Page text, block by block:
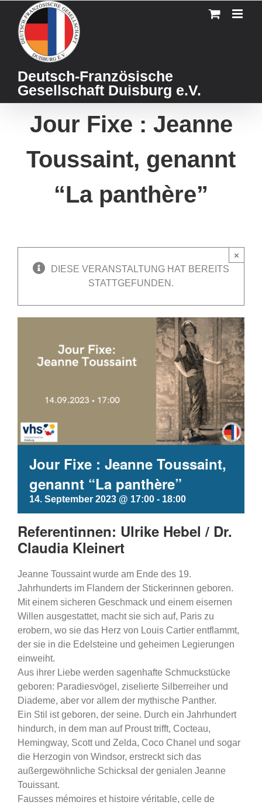
content
Deutsch-Französische
Gesellschaft Duisburg e.V.
Jour Fixe : Jeanne
Toussaint, genannt
“La panthère”
DIESE VERANSTALTUNG HAT BEREITS
STATTGEFUNDEN.
×
Jour Fixe : Jeanne Toussaint,
genannt “La panthère”
14. September 2023 @ 17:00 - 18:00
Referentinnen: Ulrike Hebel / Dr.
Claudia Kleinert
Jeanne Toussaint wurde am Ende des 19.
Jahrhunderts im Flandern der Stickerinnen geboren.
Mit einem sicheren Geschmack und einem eisernen
Willen ausgestattet, macht sie sich auf, Paris zu
erobern, wo sie das Herz von Louis Cartier entflammt,
der sie in die Edelsteine und geheimen Legierungen
einweiht.
Aus ihrer Liebe werden sagenhafte Schmuckstücke
geboren: Paradiesvögel, ziselierte Silberreiher und
Diademe, aber vor allem der mythische Panther.
Ein Stil ist geboren, der seine. Durch ein Jahrhundert
hindurch, in dem man auf Proust trifft, Cocteau,
Hemingway, Scott und Zelda, Coco Chanel und sogar
die Herzogin von Windsor, erstreckt sich das
außergewöhnliche Schicksal der genialen Jeanne
Touissant.
Fausses mémoires et histoire véritable, celle de